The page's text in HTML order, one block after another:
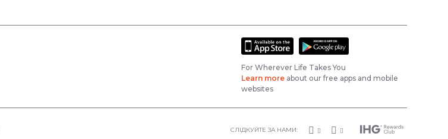
For Wherever Life Takes You
Learn more about our free apps and mobile
websites
СЛІДКУЙТЕ ЗА НАМИ: